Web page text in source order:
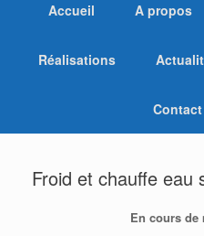
Accueil A propos
Réalisations
Contact
Froid et chauffe eau
En cours